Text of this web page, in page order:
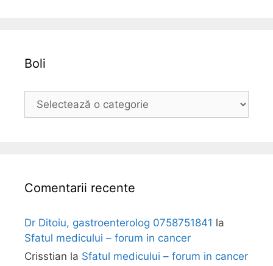
Boli
Comentarii recente
Dr Ditoiu, gastroenterolog 0758751841 la
Sfatul medicului – forum in cancer
Crisstian la Sfatul medicului – forum in cancer